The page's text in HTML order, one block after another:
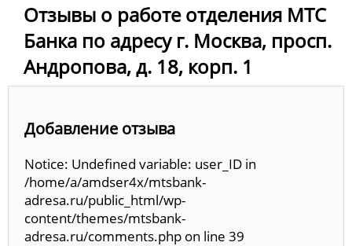
Отзывы о работе отделения МТС
Банка по адресу г. Москва, просп.
Андропова, д. 18, корп. 1
Добавление отзыва
Notice: Undefined variable: user_ID in
/home/a/amdser4x/mtsbank-
adresa.ru/public_html/wp-
content/themes/mtsbank-
adresa.ru/comments.php on line 39